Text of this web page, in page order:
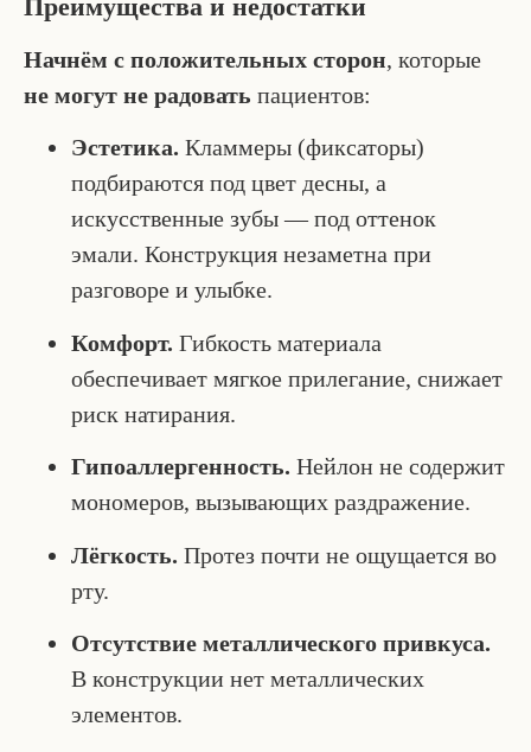
Преимущества и недостатки
Начнём с положительных сторон, которые
не могут не радовать пациентов:
Эстетика. Кламмеры (фиксаторы)
подбираются под цвет десны, а
искусственные зубы — под оттенок
эмали. Конструкция незаметна при
разговоре и улыбке.
Комфорт. Гибкость материала
обеспечивает мягкое прилегание, снижает
риск натирания.
Гипоаллергенность. Нейлон не содержит
мономеров, вызывающих раздражение.
Лёгкость. Протез почти не ощущается во
рту.
Отсутствие металлического привкуса.
В конструкции нет металлических
элементов.